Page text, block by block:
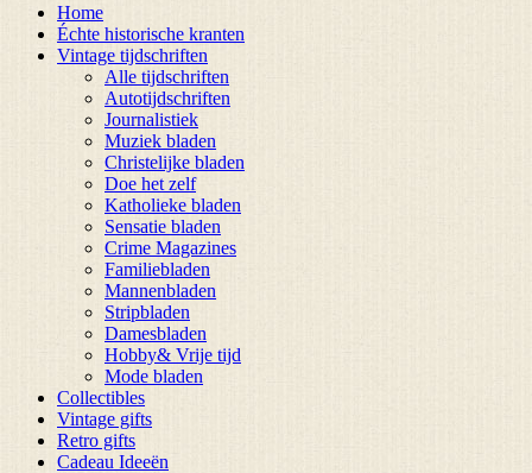
Home
Échte historische kranten
Vintage tijdschriften
Alle tijdschriften
Autotijdschriften
Journalistiek
Muziek bladen
Christelijke bladen
Doe het zelf
Katholieke bladen
Sensatie bladen
Crime Magazines
Familiebladen
Mannenbladen
Stripbladen
Damesbladen
Hobby& Vrije tijd
Mode bladen
Collectibles
Vintage gifts
Retro gifts
Cadeau Ideeën